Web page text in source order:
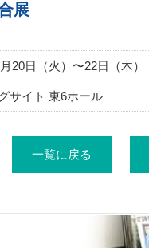
展
20日（火）〜22日（木）
サイト 東6ホール
一覧に戻る